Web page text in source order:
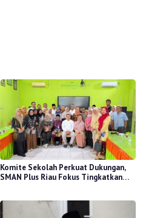
Komite Sekolah Perkuat Dukungan,
SMAN Plus Riau Fokus Tingkatkan